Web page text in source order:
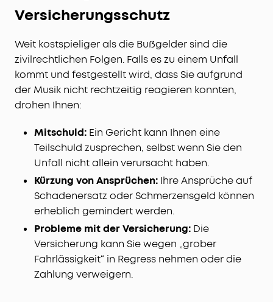
Versicherungsschutz
Weit kostspieliger als die Bußgelder sind die
zivilrechtlichen Folgen. Falls es zu einem Unfall
kommt und festgestellt wird, dass Sie aufgrund
der Musik nicht rechtzeitig reagieren konnten,
drohen Ihnen:
Mitschuld: Ein Gericht kann Ihnen eine
Teilschuld zusprechen, selbst wenn Sie den
Unfall nicht allein verursacht haben.
Kürzung von Ansprüchen: Ihre Ansprüche auf
Schadenersatz oder Schmerzensgeld können
erheblich gemindert werden.
Probleme mit der Versicherung: Die
Versicherung kann Sie wegen „grober
Fahrlässigkeit“ in Regress nehmen oder die
Zahlung verweigern.